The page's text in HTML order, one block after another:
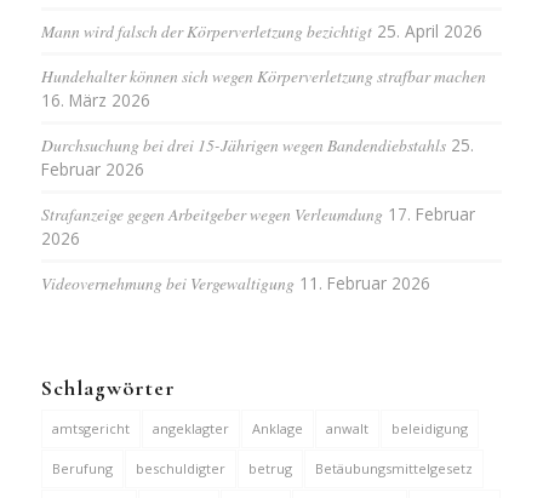
Mann wird falsch der Körperverletzung bezichtigt 25. April 2026
Hundehalter können sich wegen Körperverletzung strafbar machen
16. März 2026
Durchsuchung bei drei 15-Jährigen wegen Bandendiebstahls 25.
Februar 2026
Strafanzeige gegen Arbeitgeber wegen Verleumdung 17. Februar
2026
Videovernehmung bei Vergewaltigung 11. Februar 2026
Schlagwörter
amtsgericht angeklagter Anklage anwalt beleidigung
Berufung beschuldigter betrug Betäubungsmittelgesetz